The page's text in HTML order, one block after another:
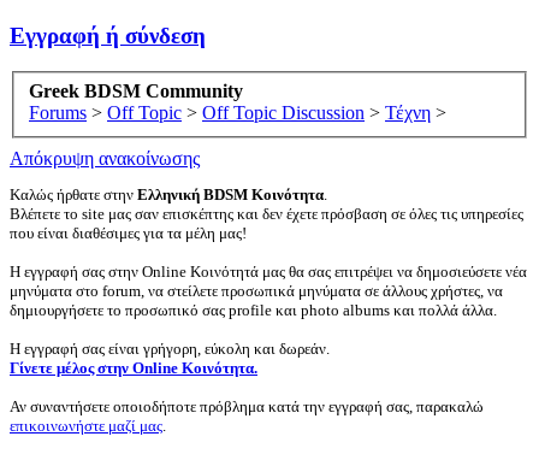
Εγγραφή ή σύνδεση
Greek BDSM Community
Forums > Off Topic > Off Topic Discussion > Τέχνη >
Απόκρυψη ανακοίνωσης
Καλώς ήρθατε στην Ελληνική BDSM Κοινότητα.
Βλέπετε το site μας σαν επισκέπτης και δεν έχετε πρόσβαση σε όλες τις υπηρεσίες
που είναι διαθέσιμες για τα μέλη μας!
Η εγγραφή σας στην Online Κοινότητά μας θα σας επιτρέψει να δημοσιεύσετε νέα
μηνύματα στο forum, να στείλετε προσωπικά μηνύματα σε άλλους χρήστες, να
δημιουργήσετε το προσωπικό σας profile και photo albums και πολλά άλλα.
Η εγγραφή σας είναι γρήγορη, εύκολη και δωρεάν.
Γίνετε μέλος στην Online Κοινότητα.
Αν συναντήσετε οποιοδήποτε πρόβλημα κατά την εγγραφή σας, παρακαλώ
επικοινωνήστε μαζί μας.